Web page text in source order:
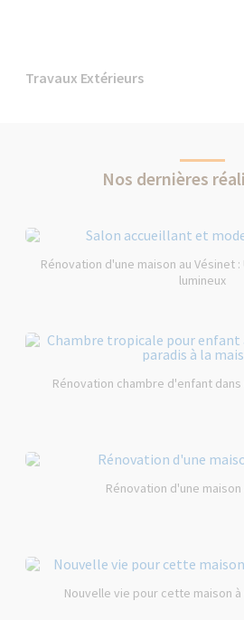
Travaux Extérieurs
Nos dernières
Rénovation d'une maison au Vésinet
lumineux
Rénovation chambre d'enfant dans
Rénovation d'une
Nouvelle vie pour cette maison